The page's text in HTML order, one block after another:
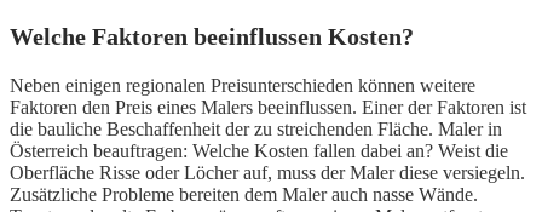
Welche Faktoren beeinflussen Kosten?
Neben einigen regionalen Preisunterschieden können weitere
Faktoren den Preis eines Malers beeinflussen. Einer der Faktoren ist
die bauliche Beschaffenheit der zu streichenden Fläche. Maler in
Österreich beauftragen: Welche Kosten fallen dabei an? Weist die
Oberfläche Risse oder Löcher auf, muss der Maler diese versiegeln.
Zusätzliche Probleme bereiten dem Maler auch nasse Wände.